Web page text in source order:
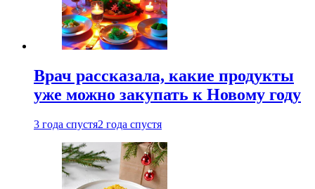
Врач рассказала, какие продукты
уже можно закупать к Новому году
3 года спустя2 года спустя